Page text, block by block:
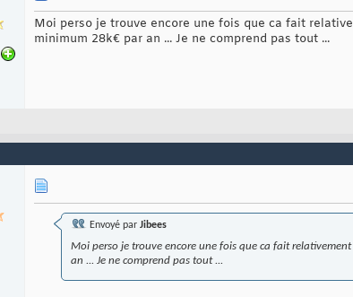
Moi perso je trouve encore une fois que ca fait
minimum 28k€ par an ... Je ne comprend pas tout ...
Envoyé par Jibees
Moi perso je trouve encore une fois que ca fait
an ... Je ne comprend pas tout ...